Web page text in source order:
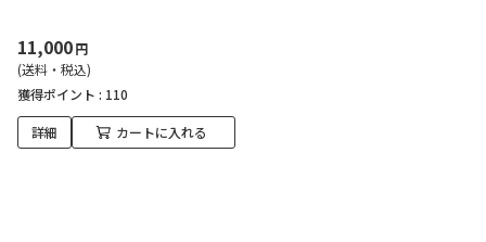
11,000円
(送料・税込)
獲得ポイント : 110
詳細 カートに入れる